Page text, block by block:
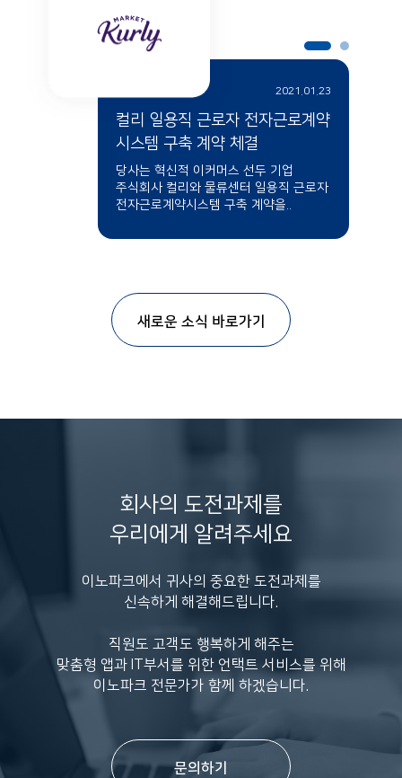
2021.01.23
컬리 일용직 근로자 전자근로계약
시스템 구축 계약 체결
당사는 혁신적 이커머스 선두 기업
주식회사 컬리와 물류센터 일용직 근로자
전자근로계약시스템 구축 계약을..
새로운 소식 바로가기
회사의 도전과제를
우리에게 알려주세요
이노파크에서 귀사의 중요한 도전과제를
신속하게 해결해드립니다.
직원도 고객도 행복하게 해주는
맞춤형 앱과 IT부서를 위한 언택트 서비스를 위해
이노파크 전문가가 함께 하겠습니다.
문의하기